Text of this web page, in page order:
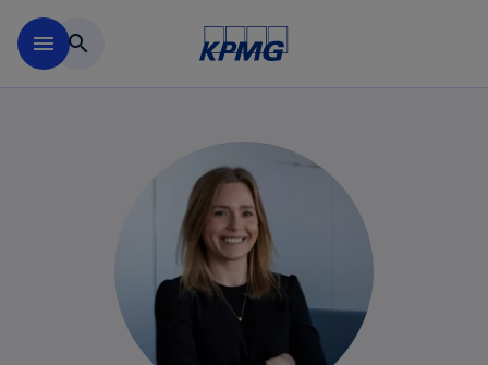
menu search